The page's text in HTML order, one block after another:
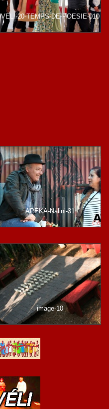
VELI-20-TEMPS-DE-POESIE-010
APEKA-Nalini-31
image-10